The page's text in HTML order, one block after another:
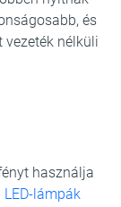
és
nélküli
használja
LED-lámpák